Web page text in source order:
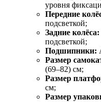
уровня
Передние
подсветкой;
Задние колёса:
подсветкой;
Подшипники:
Размер
(69–82) см;
Размер
см;
Размер